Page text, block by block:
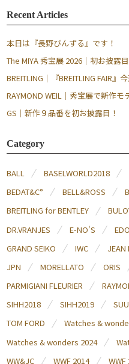
Recent Articles
本日は『長野びんずる』です！
The MIYA 秀宝展 2026｜初お披露
BREITLING｜『BREITLING FAIR』
RAYMOND WEIL｜秀宝展で新作モ
GS｜新作９品番を初お披露目！
Category
BALL BASELWORLD2018
BEDAT&C°
BELL&ROSS
BREITLING for BENTLEY
DR.VRANJES
E-NO'S
GRAND SEIKO
IWC JEAN
JPN
MORELLATO ORIS
PARMIGIANI FLEURIER
SIHH2018
SIHH2019
TOM FORD
Watches &
Watches & wonders 2024
WW&JC
WWF 2014 WWF